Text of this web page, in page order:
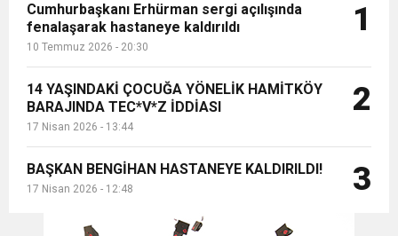
Cumhurbaşkanı Erhürman sergi açılışında
fenalaşarak hastaneye kaldırıldı
10 Temmuz 2026 - 20:30
1
14 YAŞINDAKİ ÇOCUĞA YÖNELİK HAMİTKÖY
BARAJINDA TEC*V*Z İDDİASI
17 Nisan 2026 - 13:44
2
BAŞKAN BENGİHAN HASTANEYE KALDIRILDI!
17 Nisan 2026 - 12:48 3